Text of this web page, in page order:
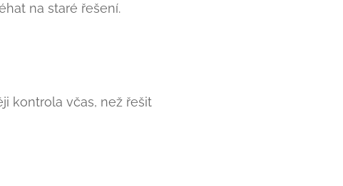
na staré řešení.
kontrola včas, než řešit